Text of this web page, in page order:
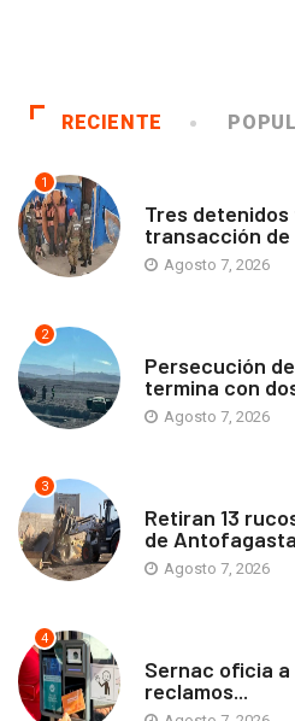
RECIENTE
1
Tres
transacción de
Agosto 7, 2026
2
Persecución
termina con
Agosto 7, 2026
3
Retiran 13
de
Agosto 7, 2026
4
Sernac oficia
reclamos...